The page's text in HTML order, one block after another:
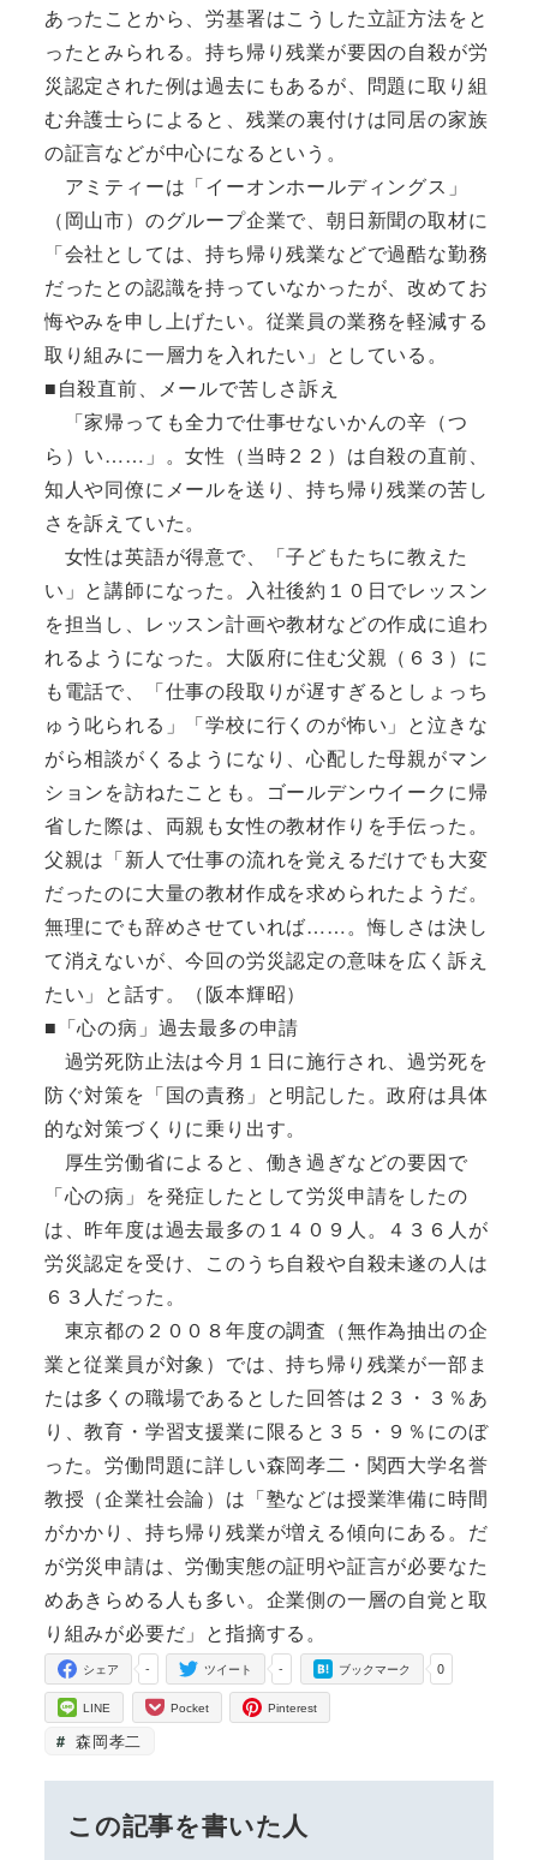
あったことから、労基署はこうした立証方法をと
ったとみられる。持ち帰り残業が要因の自殺が労
災認定された例は過去にもあるが、問題に取り組
む弁護士らによると、残業の裏付けは同居の家族
の証言などが中心になるという。
アミティーは「イーオンホールディングス」
（岡山市）のグループ企業で、朝日新聞の取材に
「会社としては、持ち帰り残業などで過酷な勤務
だったとの認識を持っていなかったが、改めてお
悔やみを申し上げたい。従業員の業務を軽減する
取り組みに一層力を入れたい」としている。
■自殺直前、メールで苦しさ訴え
「家帰っても全力で仕事せないかんの辛（つ
ら）い……」。女性（当時２２）は自殺の直前、
知人や同僚にメールを送り、持ち帰り残業の苦し
さを訴えていた。
女性は英語が得意で、「子どもたちに教えた
い」と講師になった。入社後約１０日でレッスン
を担当し、レッスン計画や教材などの作成に追わ
れるようになった。大阪府に住む父親（６３）に
も電話で、「仕事の段取りが遅すぎるとしょっち
ゅう叱られる」「学校に行くのが怖い」と泣きな
がら相談がくるようになり、心配した母親がマン
ションを訪ねたことも。ゴールデンウイークに帰
省した際は、両親も女性の教材作りを手伝った。
父親は「新人で仕事の流れを覚えるだけでも大変
だったのに大量の教材作成を求められたようだ。
無理にでも辞めさせていれば……。悔しさは決し
て消えないが、今回の労災認定の意味を広く訴え
たい」と話す。（阪本輝昭）
■「心の病」過去最多の申請
過労死防止法は今月１日に施行され、過労死を
防ぐ対策を「国の責務」と明記した。政府は具体
的な対策づくりに乗り出す。
厚生労働省によると、働き過ぎなどの要因で
「心の病」を発症したとして労災申請をしたの
は、昨年度は過去最多の１４０９人。４３６人が
労災認定を受け、このうち自殺や自殺未遂の人は
６３人だった。
東京都の２００８年度の調査（無作為抽出の企
業と従業員が対象）では、持ち帰り残業が一部ま
たは多くの職場であるとした回答は２３・３％あ
り、教育・学習支援業に限ると３５・９％にのぼ
った。労働問題に詳しい森岡孝二・関西大学名誉
教授（企業社会論）は「塾などは授業準備に時間
がかかり、持ち帰り残業が増える傾向にある。だ
が労災申請は、労働実態の証明や証言が必要なた
めあきらめる人も多い。企業側の一層の自覚と取
り組みが必要だ」と指摘する。
-
シェア -
ツイート 0
ブックマーク
LINE Pocket Pinterest
森岡孝二
この記事を書いた人